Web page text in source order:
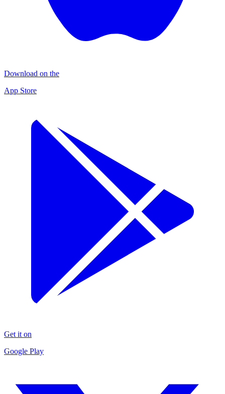
Download on the
App Store
Get it on
Google Play